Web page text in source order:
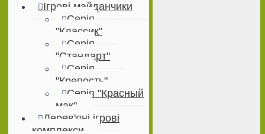
Ігрові майданчики
Серія
"Классик"
Серія
"Стандарт"
Серія
"Крепость"
Серія "Красный
мак"
Дерев'яні ігрові
комплекси